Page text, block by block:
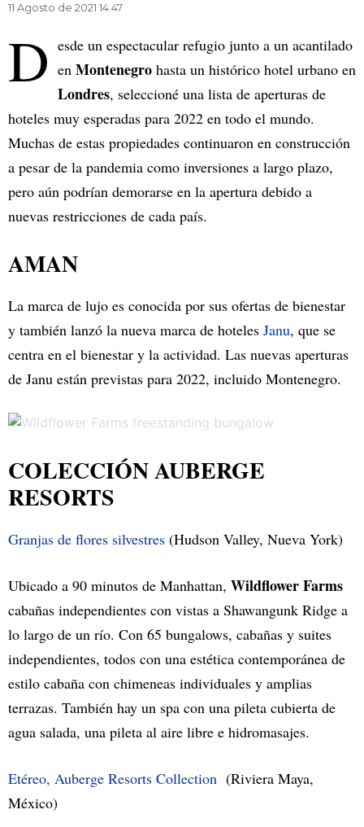
11 Agosto de 2021 14.47
D esde un espectacular refugio junto a un acantilado
en Montenegro hasta un histórico hotel urbano en
Londres, seleccioné una lista de aperturas de
hoteles muy esperadas para 2022 en todo el mundo.
Muchas de estas propiedades continuaron en construcción
a pesar de la pandemia como inversiones a largo plazo,
pero aún podrían demorarse en la apertura debido a
nuevas restricciones de cada país.
AMAN
La marca de lujo es conocida por sus ofertas de bienestar
y también lanzó la nueva marca de hoteles Janu, que se
centra en el bienestar y la actividad. Las nuevas aperturas
de Janu están previstas para 2022, incluido Montenegro.
COLECCIÓN AUBERGE
RESORTS
Granjas de flores silvestres (Hudson Valley, Nueva York)
Ubicado a 90 minutos de Manhattan, Wildflower Farms
cabañas independientes con vistas a Shawangunk Ridge a
lo largo de un río. Con 65 bungalows, cabañas y suites
independientes, todos con una estética contemporánea de
estilo cabaña con chimeneas individuales y amplias
terrazas. También hay un spa con una pileta cubierta de
agua salada, una pileta al aire libre e hidromasajes.
Etéreo, Auberge Resorts Collection (Riviera Maya,
México)